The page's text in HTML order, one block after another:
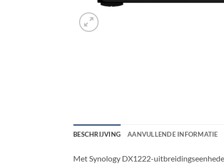
BESCHRIJVING AANVULLENDE INFORMATIE
Met Synology DX1222-